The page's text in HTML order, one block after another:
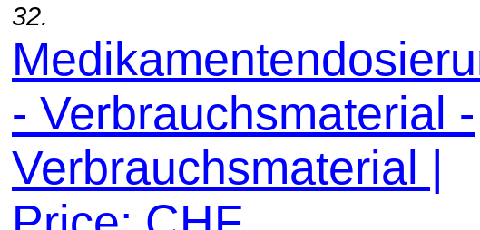
32.
- Verbrauchsmaterial -
Verbrauchsmaterial |